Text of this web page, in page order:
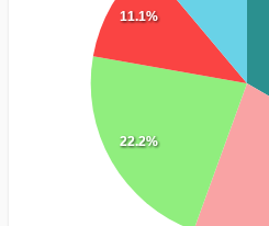
22.2%
11.1%